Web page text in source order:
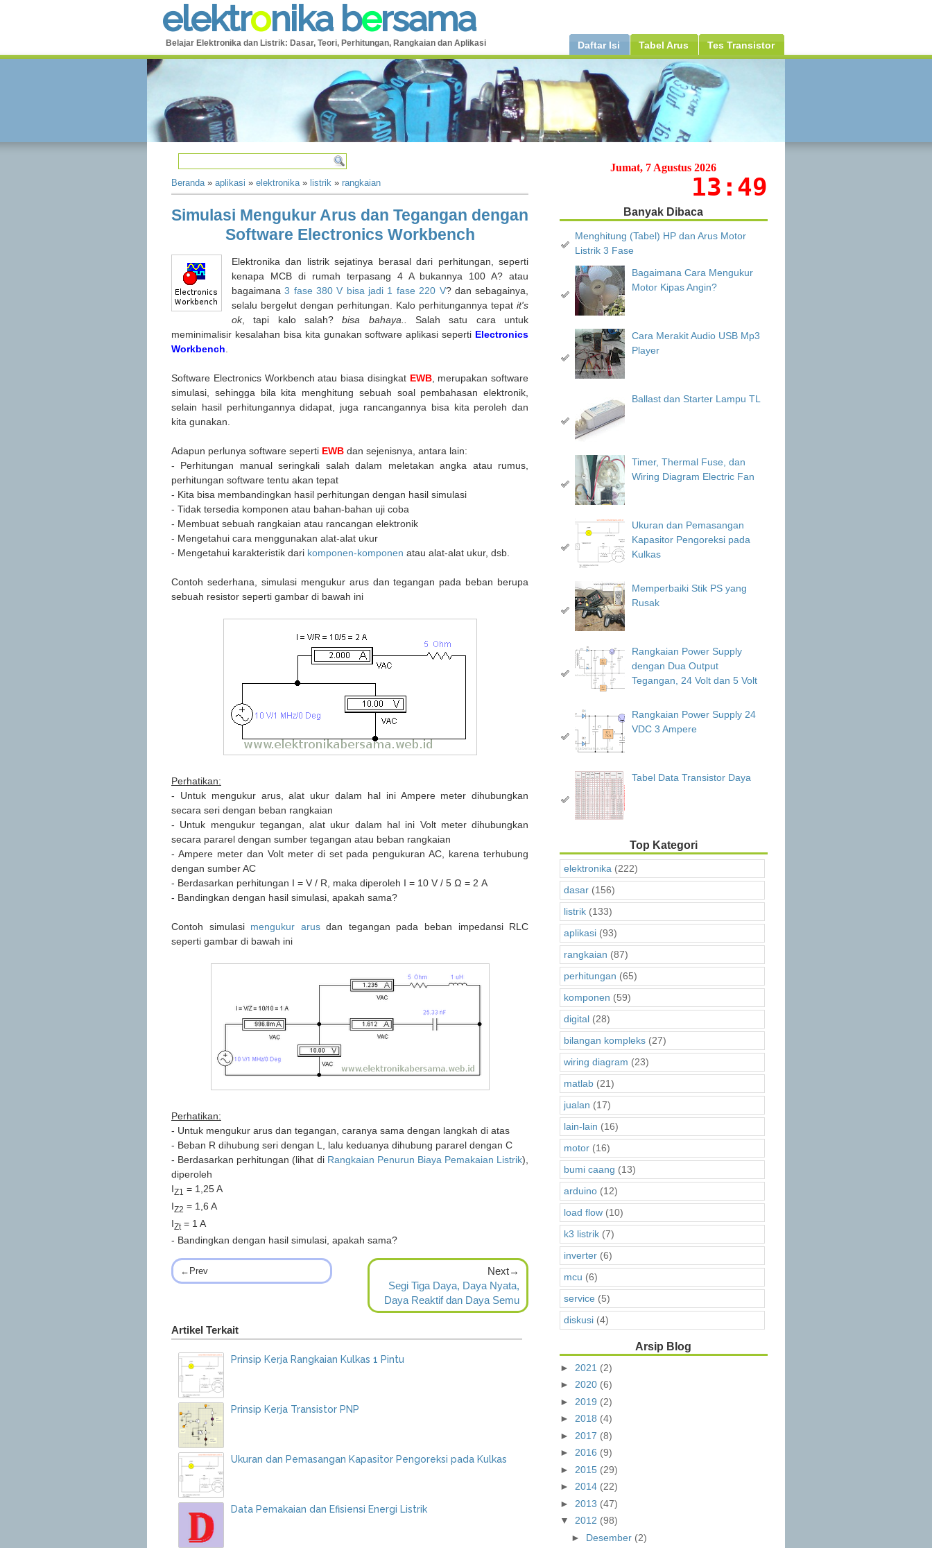
elektronika bersama
Belajar Elektronika dan Listrik: Dasar, Teori, Perhitungan, Rangkaian dan Aplikasi Daftar Isi Tabel Arus Tes Transistor
Beranda» aplikasi » elektronika» listrik » rangkaian
Simulasi Mengukur Arus dan Tegangan dengan
Software Electronics Workbench
Elektronika dan listrik sejatinya berasal dari perhitungan, seperti
kenapa MCB di rumah terpasang 4 A bukannya 100 A? atau
bagaimana3 fase 380 V bisa jadi 1 fase 220 V? dan sebagainya,
selalu bergelut dengan perhitungan. Kalo perhitungannya tepatit's
ok, tapi kalo salah?bisa bahaya..
Salah satu cara untuk
meminimalisir kesalahan bisa kita gunakan software aplikasi seperti Electronics
Workbench
Software Electronics Workbench atau biasa disingkat EWB, merupakan software
simulasi, sehingga bila kita menghitung sebuah soal pembahasan elektronik,
selain hasil perhitungannya didapat, juga rancangannya bisa kita peroleh dan
kita gunakan.
Adapun perlunya software seperti EWB dan sejenisnya, antara lain:
- Perhitungan manual seringkali salah dalam meletakan angka atau rumus,
perhitungan software tentu akan tepat
- Kita bisa membandingkan hasil perhitungan dengan hasil simulasi
- Tidak tersedia komponen atau bahan-bahan uji coba
- Membuat sebuah rangkaian atau rancangan elektronik
- Mengetahui cara menggunakan alat-alat ukur
- Mengetahui karakteristik dari komponen-komponen atau alat-alat ukur, dsb.
Contoh sederhana, simulasi mengukur arus dan tegangan pada beban berupa
sebuah resistor seperti gambar di bawah ini
Perhatikan:
- Untuk mengukur arus, alat ukur dalam hal ini Ampere meter dihubungkan
secara seri dengan beban rangkaian
- Untuk mengukur tegangan, alat ukur dalam hal ini Volt meter dihubungkan
secara pararel dengan sumber tegangan atau beban rangkaian
- Ampere meter dan Volt meter di set pada pengukuran AC, karena terhubung
dengan sumber AC
- Berdasarkan perhitungan I = V / R, maka diperoleh I = 10 V / 5 Ω = 2 A
- Bandingkan dengan hasil simulasi, apakah sama?
Contoh simulasi mengukur arusdan tegangan pada beban impedansi RLC
seperti gambar di bawah ini
Perhatikan:
- Untuk mengukur arus dan tegangan, caranya sama dengan langkah di atas
- Beban R dihubung seri dengan L, lalu keduanya dihubung pararel dengan C
- Berdasarkan perhitungan (lihat di Rangkaian Penurun Biaya Pemakaian Listrik),
diperoleh
IZ1 = 1,25 A
IZ2 = 1,6 A
IZt = 1 A
- Bandingkan dengan hasil simulasi, apakah sama?
Next→
Segi Tiga Daya, Daya Nyata,
Daya Reaktif dan Daya Semu
←Prev
Artikel Terkait
Prinsip Kerja Rangkaian Kulkas 1 Pintu
Prinsip Kerja Transistor PNP
Ukuran dan Pemasangan Kapasitor Pengoreksi pada Kulkas
Data Pemakaian dan Efisiensi Energi Listrik
Jumat, 7 Agustus 2026
13:49
Banyak Dibaca
Menghitung (Tabel) HP dan Arus Motor
Listrik 3 Fase
Bagaimana Cara Mengukur
Motor Kipas Angin?
Cara Merakit Audio USB Mp3
Player
Ballast dan Starter Lampu TL
Timer, Thermal Fuse, dan
Wiring Diagram Electric Fan
Ukuran dan Pemasangan
Kapasitor Pengoreksi pada
Kulkas
Memperbaiki Stik PS yang
Rusak
Rangkaian Power Supply
dengan Dua Output
Tegangan, 24 Volt dan 5 Volt
Rangkaian Power Supply 24
VDC 3 Ampere
Tabel Data Transistor Daya
Top Kategori
elektronika (222)
dasar(156)
listrik(133)
aplikasi(93)
rangkaian (87)
perhitungan (65)
komponen (59)
digital(28)
bilangan kompleks(27)
wiring diagram (23)
matlab(21)
jualan (17)
lain-lain (16)
motor(16)
bumi caang (13)
arduino(12)
load flow(10)
k3 listrik(7)
inverter(6)
mcu (6)
service (5)
diskusi(4)
Arsip Blog
► 2021 (2)
► 2020 (6)
► 2019 (2)
► 2018 (4)
► 2017 (8)
► 2016 (9)
► 2015 (29)
► 2014 (22)
► 2013 (47)
▼ 2012 (98)
► Desember (2)